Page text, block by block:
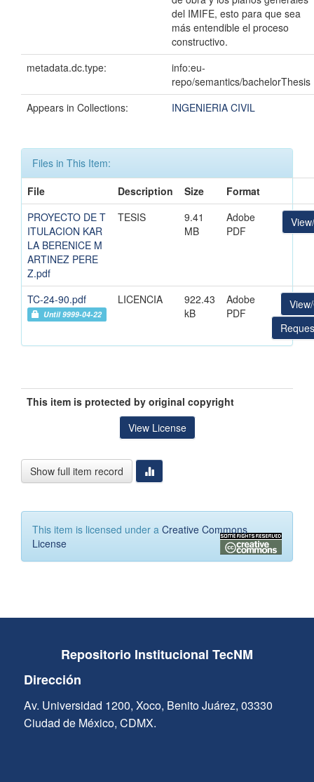
del IMIFE, esto para que sea
más entendible el proceso
constructivo.
metadata.dc.type:
info:eu-
repo/semantics/bachelorThesis
Appears in Collections:
INGENIERIA CIVIL
Files in This Item:
File
Description Size
Format
PROYECTO DE T
ITULACION KAR
LA BERENICE M
ARTINEZ PERE
Z.pdf
TESIS
9.41
MB
Adobe
PDF
TC-24-90.pdf
Until 9999-04-22
LICENCIA
922.43
kB
Adobe
PDF
This item is protected by original copyright
View License
Show full item record
This item is licensed under a Creative Commons
License
Repositorio Institucional TecNM
Dirección
Av. Universidad 1200, Xoco, Benito Juárez, 03330
Ciudad de México, CDMX.